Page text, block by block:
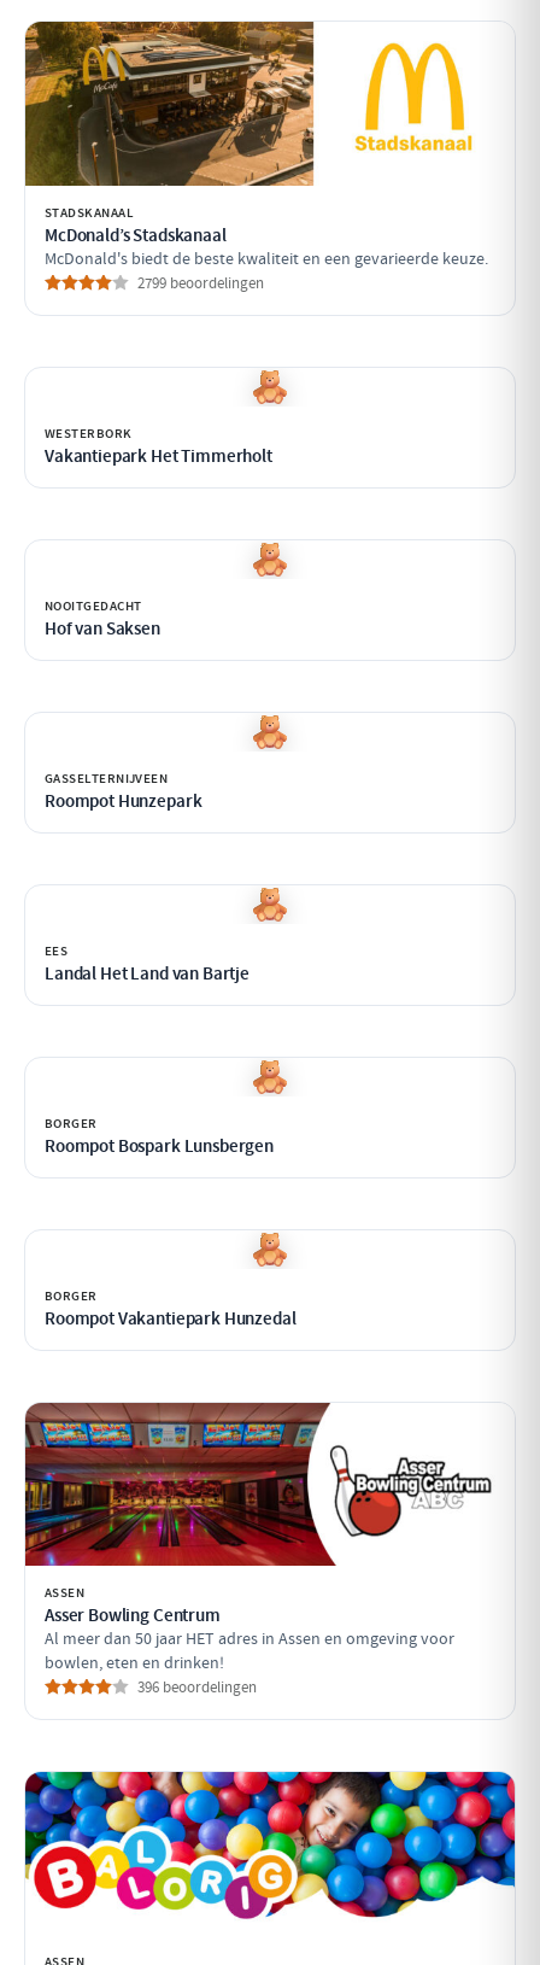
STADSKANAAL
McDonald’s Stadskanaal
McDonald's biedt de beste kwaliteit en een gevarieerde keuze.
2799 beoordelingen
WESTERBORK
Vakantiepark Het Timmerholt
NOOITGEDACHT
Hof van Saksen
GASSELTERNIJVEEN
Roompot Hunzepark
EES
Landal Het Land van Bartje
BORGER
Roompot Bospark Lunsbergen
BORGER
Roompot Vakantiepark Hunzedal
ASSEN
Asser Bowling Centrum
Al meer dan 50 jaar HET adres in Assen en omgeving voor
bowlen, eten en drinken!
396 beoordelingen